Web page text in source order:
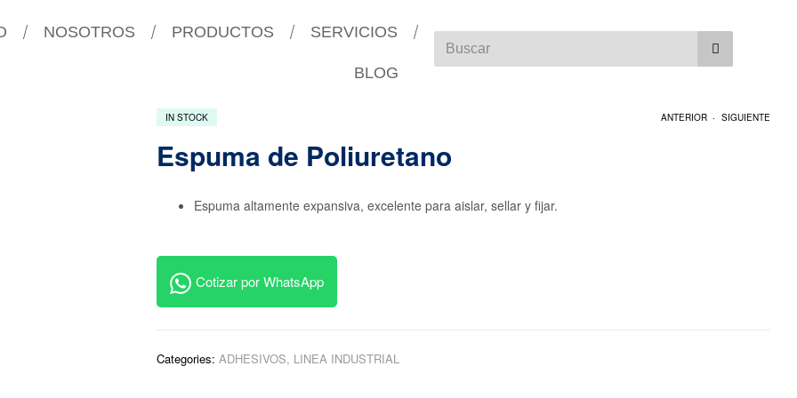
NOSOTROS PRODUCTOS SERVICIOS
BLOG
ANTERIOR SIGUIENTE
IN STOCK
Espuma de Poliuretano
Espuma altamente expansiva, excelente para aislar, sellar y fijar.
Cotizar por WhatsApp
Categories: ADHESIVOS, LINEA INDUSTRIAL